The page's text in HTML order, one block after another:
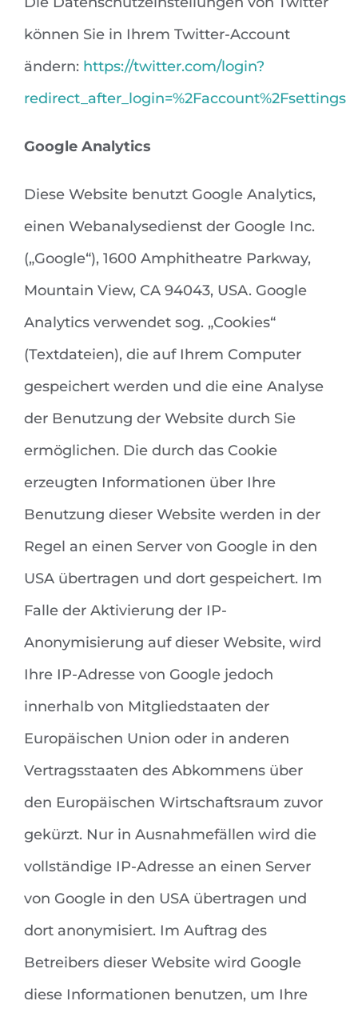
können Sie in Ihrem Twitter-Account
ändern: https://twitter.com/login?
redirect_after_login=%2Faccount%2Fsettings
Google Analytics
Diese Website benutzt Google Analytics,
einen Webanalysedienst der Google Inc.
(„Google“), 1600 Amphitheatre Parkway,
Mountain View, CA 94043, USA. Google
Analytics verwendet sog. „Cookies“
(Textdateien), die auf Ihrem Computer
gespeichert werden und die eine Analyse
der Benutzung der Website durch Sie
ermöglichen. Die durch das Cookie
erzeugten Informationen über Ihre
Benutzung dieser Website werden in der
Regel an einen Server von Google in den
USA übertragen und dort gespeichert. Im
Falle der Aktivierung der IP-
Anonymisierung auf dieser Website, wird
Ihre IP-Adresse von Google jedoch
innerhalb von Mitgliedstaaten der
Europäischen Union oder in anderen
Vertragsstaaten des Abkommens über
den Europäischen Wirtschaftsraum zuvor
gekürzt. Nur in Ausnahmefällen wird die
vollständige IP-Adresse an einen Server
von Google in den USA übertragen und
dort anonymisiert. Im Auftrag des
Betreibers dieser Website wird Google
diese Informationen benutzen, um Ihre